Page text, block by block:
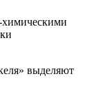
выделяют